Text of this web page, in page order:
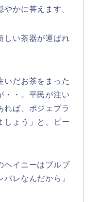
かに答えます。
しい茶器が運ばれ
いだお茶をまった
・・。平民が注い
れば、ポジェプラ
しょう」と、ピー
ヘイニーはブルブ
レなんだから』